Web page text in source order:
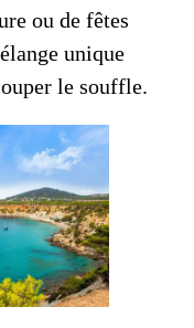
ou de fêtes
unique
le souffle.